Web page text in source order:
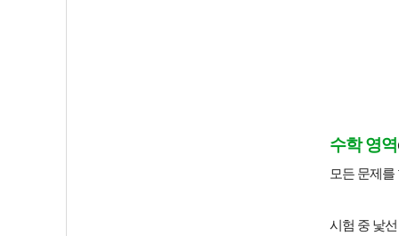
수학 영역
모든 문제를
시험 중 낯